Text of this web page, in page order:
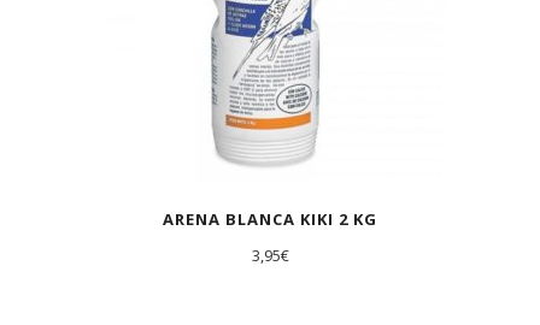
ARENA BLANCA KIKI 2 KG
3,95€